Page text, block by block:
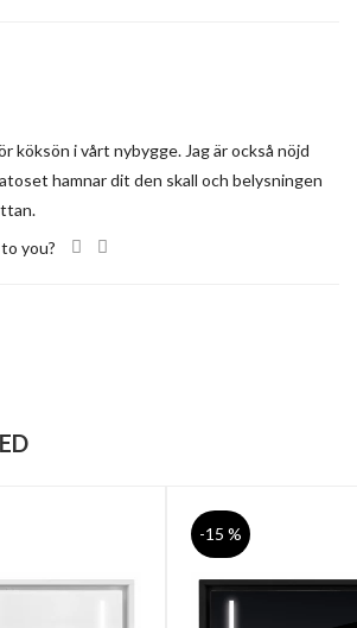
köksön i vårt nybygge. Jag är också nöjd
hamnar dit den skall och belysningen
you?
-15 %